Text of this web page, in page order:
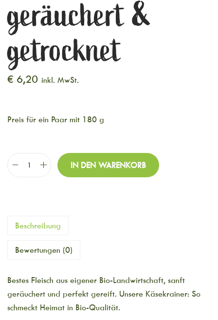
geräuchert &
getrocknet
€ 6,20 inkl. MwSt.
Preis für ein Paar mit 180 g
IN DEN WARENKORB
Beschreibung
Bewertungen (0)
Bestes Fleisch aus eigener Bio-Landwirtschaft, sanft
geräuchert und perfekt gereift. Unsere Käsekrainer: So
schmeckt Heimat in Bio-Qualität.